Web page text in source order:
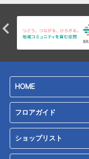
HOME
フロアガイド
ショップリスト